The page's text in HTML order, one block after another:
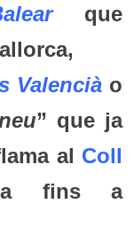
que
Valencià o
” que ja
al Coll
fins a